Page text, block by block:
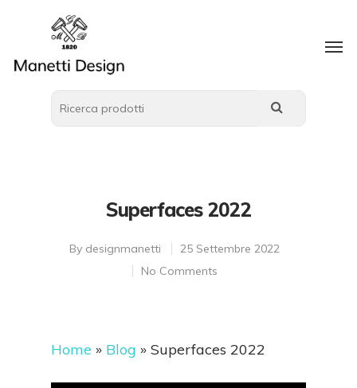
Superfaces 2022
By designmanetti
25 Settembre 2022
No Comments
Home » Blog » Superfaces 2022